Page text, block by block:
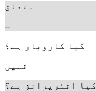
متعلق
--
کیا کاروبار ہے؟
نہیں
کیا انٹرپرائز ہے؟